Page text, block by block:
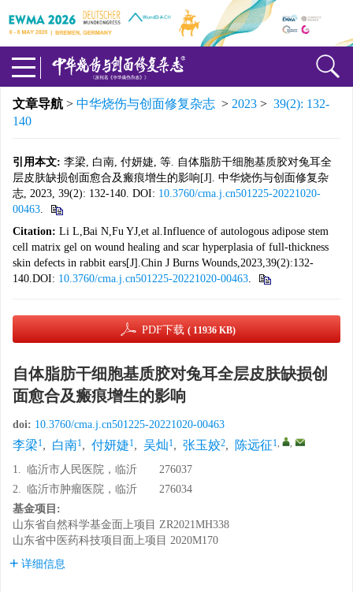
文章导航 > 中华烧伤与创面修复杂志 > 2023 > 39(2): 132-
140
引用本文: 李梁, 白南, 付妍婕, 等. 自体脂肪干细胞基质胶对兔耳全
层皮肤缺损创面愈合及瘢痕增生的影响[J]. 中华烧伤与创面修复杂
志, 2023, 39(2): 132-140. DOI: 10.3760/cma.j.cn501225-20221020-
00463.
Citation: Li L,Bai N,Fu YJ,et al.Influence of autologous adipose stem
cell matrix gel on wound healing and scar hyperplasia of full-thickness
skin defects in rabbit ears[J].Chin J Burns Wounds,2023,39(2):132-
140.DOI: 10.3760/cma.j.cn501225-20221020-00463.
PDF下载 ( 11936 KB)
自体脂肪干细胞基质胶对兔耳全层皮肤缺损创
面愈合及瘢痕增生的影响
doi: 10.3760/cma.j.cn501225-20221020-00463
李梁1, 白南1, 付妍婕1, 吴灿1, 张玉姣2, 陈远征1, ,
1. 临沂市人民医院，临沂 276037
2. 临沂市肿瘤医院，临沂 276034
基金项目:
山东省自然科学基金面上项目 ZR2021MH338
山东省中医药科技项目面上项目 2020M170
详细信息